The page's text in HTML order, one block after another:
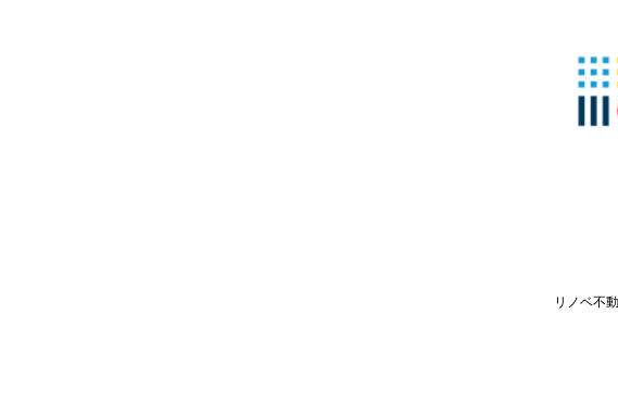
リノベ不